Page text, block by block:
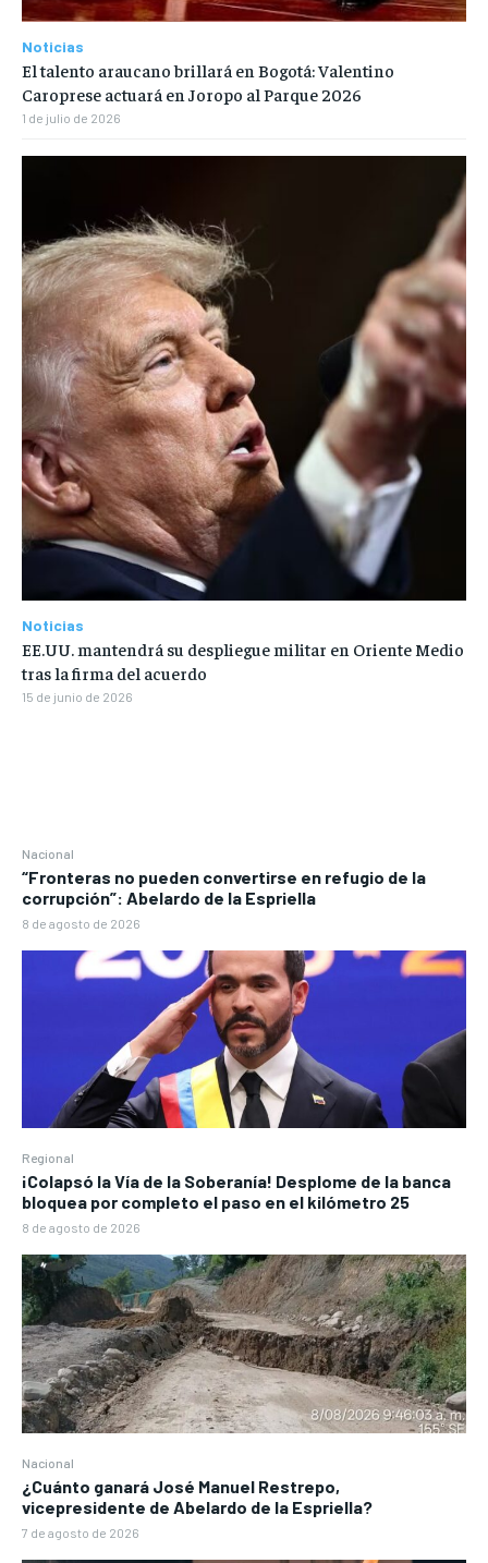
Nacional
“Fronteras no pueden convertirse en refugio de la
corrupción”: Abelardo de la Espriella
8 de agosto de 2026
Regional
¡Colapsó la Vía de la Soberanía! Desplome de la banca
bloquea por completo el paso en el kilómetro 25
8 de agosto de 2026
Nacional
¿Cuánto ganará José Manuel Restrepo,
vicepresidente de Abelardo de la Espriella?
7 de agosto de 2026
Noticias
El talento araucano brillará en Bogotá: Valentino
Caroprese actuará en Joropo al Parque 2026
1 de julio de 2026
Noticias
EE.UU. mantendrá su despliegue militar en Oriente Medio
tras la firma del acuerdo
15 de junio de 2026